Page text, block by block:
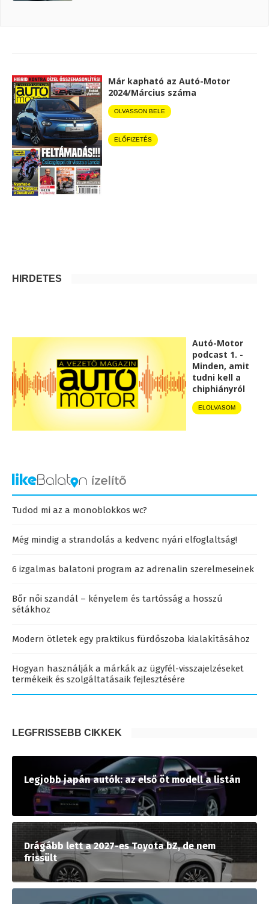
Már kapható az Autó-Motor
2024/Március száma
OLVASSON BELE
ELŐFIZETÉS
HIRDETÉS
Autó-Motor
podcast 1. -
Minden, amit
tudni kell a
chiphiányról
ELOLVASOM
Tudod mi az a monoblokkos wc?
Még mindig a strandolás a kedvenc nyári elfoglaltság!
6 izgalmas balatoni program az adrenalin szerelmeseinek
Bőr női szandál – kényelem és tartósság a hosszú
sétákhoz
Modern ötletek egy praktikus fürdőszoba kialakításához
Hogyan használják a márkák az ügyfél-visszajelzéseket
termékeik és szolgáltatásaik fejlesztésére
LEGFRISSEBB CIKKEK
Legjobb japán autók: az első öt modell a listán
Drágább lett a 2027-es Toyota bZ, de nem
frissült